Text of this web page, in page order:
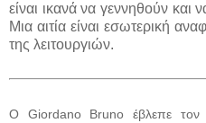
είναι ικανά να γεννηθούν και
Μια αιτία είναι εσωτερική
της λειτουργιών.
Ο Giordano Bruno έβλεπε τον